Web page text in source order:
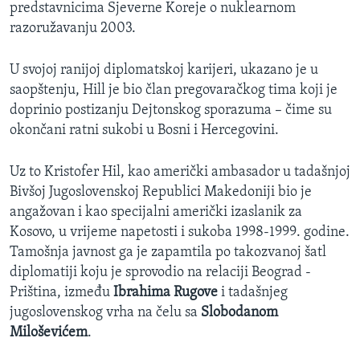
predstavnicima Sjeverne Koreje o nuklearnom
razoružavanju 2003.
U svojoj ranijoj diplomatskoj karijeri, ukazano je u
saopštenju, Hill je bio član pregovaračkog tima koji je
doprinio postizanju Dejtonskog sporazuma – čime su
okončani ratni sukobi u Bosni i Hercegovini.
Uz to Kristofer Hil, kao američki ambasador u tadašnjoj
Bivšoj Jugoslovenskoj Republici Makedoniji bio je
angažovan i kao specijalni američki izaslanik za
Kosovo, u vrijeme napetosti i sukoba 1998-1999. godine.
Tamošnja javnost ga je zapamtila po takozvanoj šatl
diplomatiji koju je sprovodio na relaciji Beograd -
Priština, između Ibrahima Rugove i tadašnjeg
jugoslovenskog vrha na čelu sa Slobodanom
Miloševićem.